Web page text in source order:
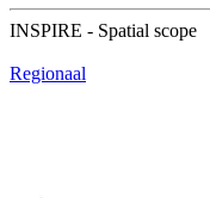
INSPIRE - Spatial scope
Regionaal